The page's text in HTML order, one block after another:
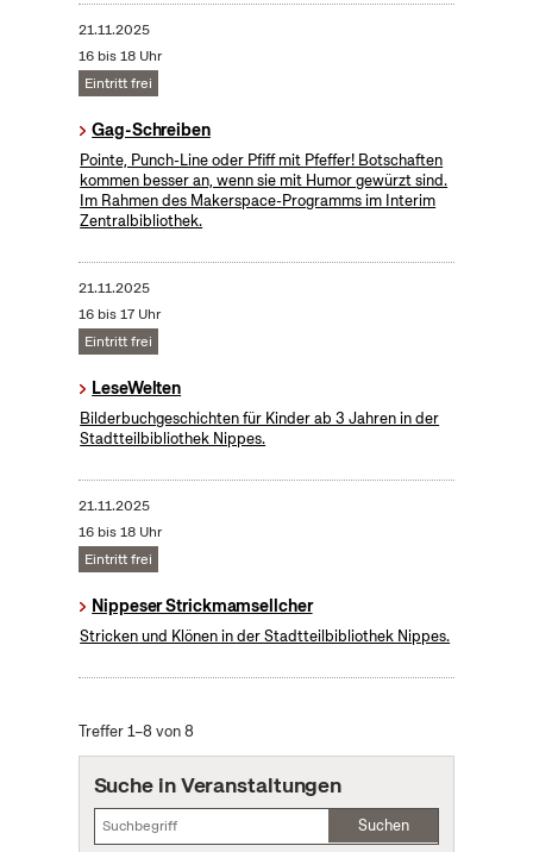
21.11.2025
16 bis 18 Uhr
Eintritt frei
Gag-Schreiben
Pointe, Punch-Line oder Pfiff mit Pfeffer! Botschaften
kommen besser an, wenn sie mit Humor gewürzt sind.
Im Rahmen des Makerspace-Programms im Interim
Zentralbibliothek.
21.11.2025
16 bis 17 Uhr
Eintritt frei
LeseWelten
Bilderbuchgeschichten für Kinder ab 3 Jahren in der
Stadtteilbibliothek Nippes.
21.11.2025
16 bis 18 Uhr
Eintritt frei
Nippeser Strickmamsellcher
Stricken und Klönen in der Stadtteilbibliothek Nippes.
Treffer 1–8 von 8
Suche in Veranstaltungen
Suchen